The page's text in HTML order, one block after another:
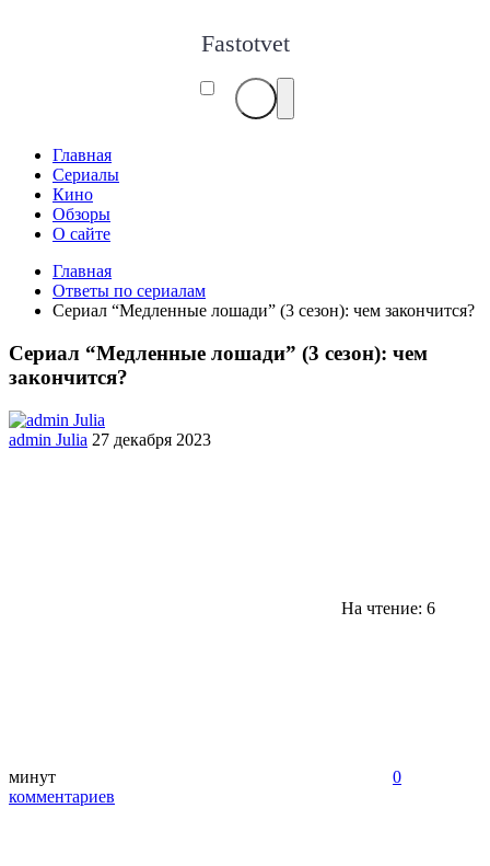
Fastotvet
Главная
Сериалы
Кино
Обзоры
О сайте
Главная
Ответы по сериалам
Сериал “Медленные лошади” (3 сезон): чем закончится?
Сериал “Медленные лошади” (3 сезон): чем
закончится?
admin Julia 27 декабря 2023
На чтение: 6
минут
0
комментариев